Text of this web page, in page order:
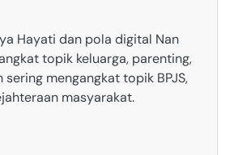
Hayati dan pola digital Nan
topik keluarga, parenting,
mengangkat topik BPJS,
masyarakat.